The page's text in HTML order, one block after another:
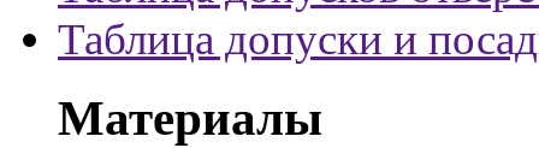
Таблица допуски и
Материалы